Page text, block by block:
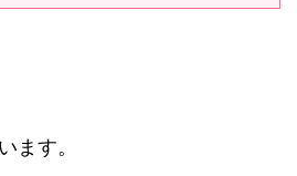
ます。